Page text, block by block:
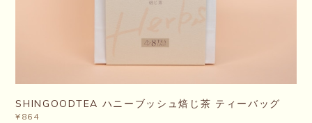
SHINGOODTEA ハニーブッシュ焙じ茶 ティーバッグ
¥864